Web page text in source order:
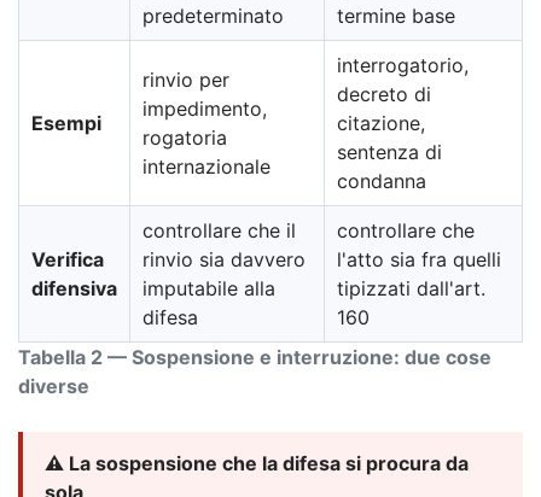
Tabella 2 — Sospensione e interruzione: due cose
diverse
predeterminato
termine base
Esempi
rinvio per
impedimento,
rogatoria
internazionale
interrogatorio,
decreto di
citazione,
sentenza di
condanna
Verifica
difensiva
controllare che il
rinvio sia davvero
imputabile alla
difesa
controllare che
l'atto sia fra quelli
tipizzati dall'art.
160
⚠️ La sospensione che la difesa si procura da
sola